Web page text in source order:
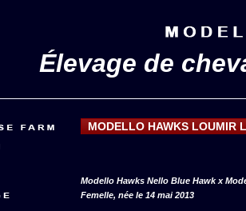
Élevage de
MODELLO HAWKS LOUMIR
Modello Hawks Nello Blue Hawk x
Femelle, née le 14 mai 2013